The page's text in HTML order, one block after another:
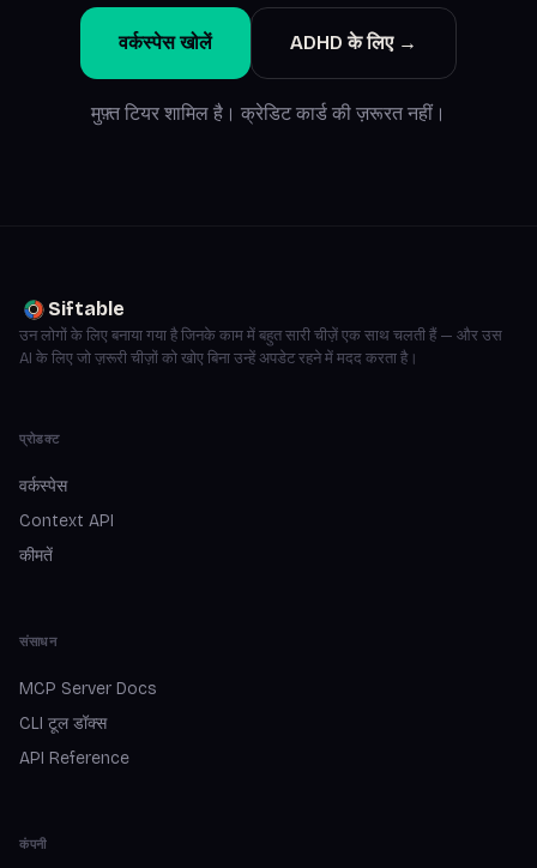
वर्कस्पेस खोलें ADHD के लिए →
मुफ़्त टियर शामिल है। क्रेडिट कार्ड की ज़रूरत नहीं।
Siftable
उन लोगों के लिए बनाया गया है जिनके काम में बहुत सारी चीज़ें एक साथ चलती हैं — और उस
AI के लिए जो ज़रूरी चीज़ों को खोए बिना उन्हें अपडेट रहने में मदद करता है।
प्रोडक्ट
वर्कस्पेस
Context API
कीमतें
संसाधन
MCP Server Docs
CLI टूल डॉक्स
API Reference
कंपनी